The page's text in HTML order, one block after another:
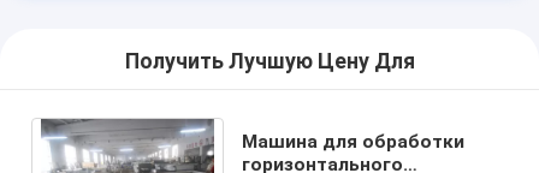
Получить Лучшую Цену Для
Машина для обработки
горизонтального